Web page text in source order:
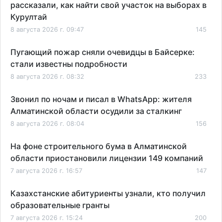
рассказали, как найти свой участок на выборах в
Курултай
8 августа 2026 г. 09:47 145
Пугающий пожар сняли очевидцы в Байсерке:
стали известны подробности
8 августа 2026 г. 08:32 233
Звонил по ночам и писал в WhatsApp: жителя
Алматинской области осудили за сталкинг
8 августа 2026 г. 08:04 156
На фоне строительного бума в Алматинской
области приостановили лицензии 149 компаний
7 августа 2026 г. 16:57 147
Казахстанские абитуриенты узнали, кто получил
образовательные гранты
7 августа 2026 г. 15:24 200